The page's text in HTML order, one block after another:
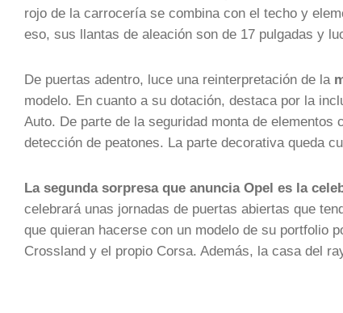
rojo de la carrocería se combina con el techo y
eso, sus llantas de aleación son de 17 pulgadas y
De puertas adentro, luce una reinterpretación de la
modelo. En cuanto a su dotación, destaca por la
Auto. De parte de la seguridad monta de elementos
detección de peatones. La parte decorativa queda
La segunda sorpresa que anuncia Opel es la
celebrará unas jornadas de puertas abiertas que
que quieran hacerse con un modelo de su portfolio
Crossland y el propio Corsa. Además, la casa del